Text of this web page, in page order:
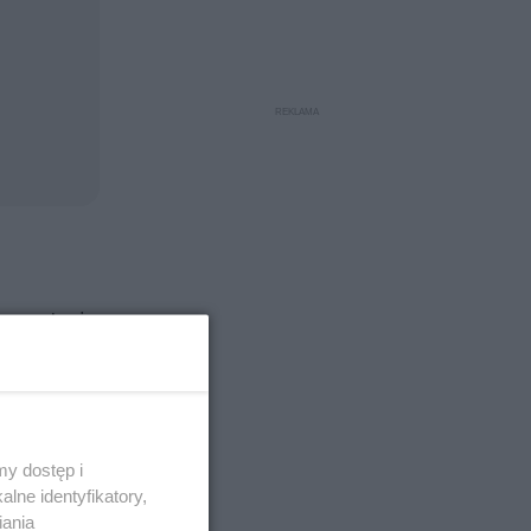
postacią
dostęp i
identyfikatory,